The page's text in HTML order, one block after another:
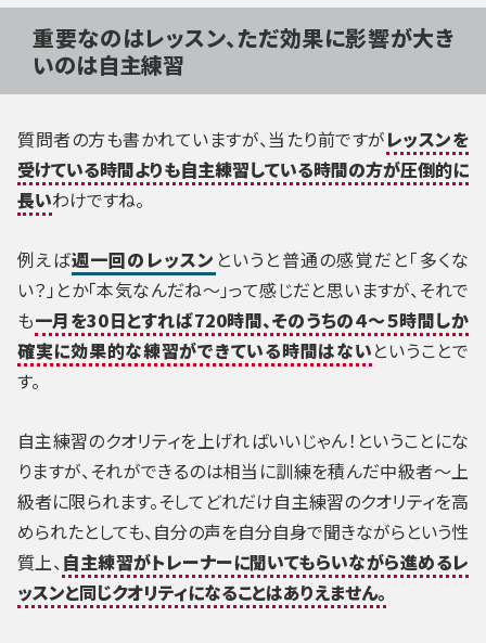
重要なのはレッスン、ただ効果に影響が大き
いのは自主練習
質問者の方も書かれていますが、当たり前ですがレッスンを
受けている時間よりも自主練習している時間の方が圧倒的に
長いわけですね。
例えば週一回のレッスン というと普通の感覚だと「多くな
い？」とか「本気なんだね～」って感じだと思いますが、それで
も一月を30日とすれば720時間、そのうちの４～５時間しか
確実に効果的な練習ができている時間はないということで
す。
自主練習のクオリティを上げればいいじゃん！ということにな
りますが、それができるのは相当に訓練を積んだ中級者～上
級者に限られます。そしてどれだけ自主練習のクオリティを高
められたとしても、自分の声を自分自身で聞きながらという性
質上、自主練習がトレーナーに聞いてもらいながら進めるレ
ッスンと同じクオリティになることはありえません。